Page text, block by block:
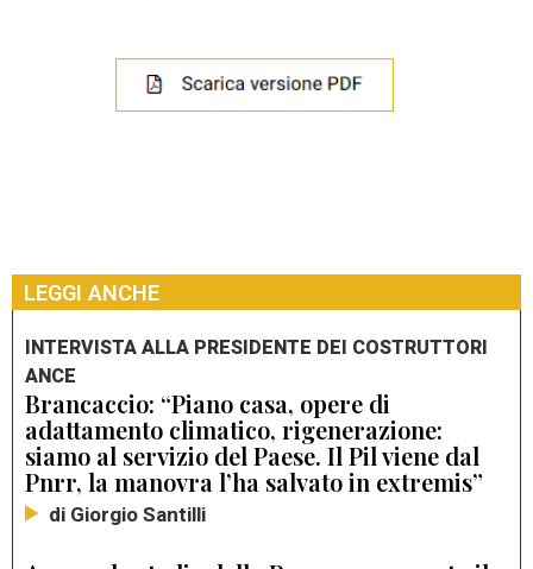
LEGGI ANCHE
INTERVISTA ALLA PRESIDENTE DEI COSTRUTTORI
ANCE
Brancaccio: “Piano casa, opere di
adattamento climatico, rigenerazione:
siamo al servizio del Paese. Il Pil viene dal
Pnrr, la manovra l’ha salvato in extremis”
di Giorgio Santilli